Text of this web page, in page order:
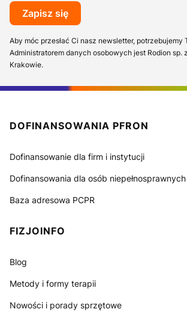
Zapisz się
Aby móc przesłać Ci nasz newsletter, potrzebujemy
Administratorem danych osobowych jest Rodion sp.
Krakowie.
Linki w stopce
DOFINANSOWANIA PFRON
Dofinansowanie dla firm i instytucji
Dofinansowania dla osób niepełnosprawnych
Baza adresowa PCPR
FIZJOINFO
Blog
Metody i formy terapii
Nowości i porady sprzętowe